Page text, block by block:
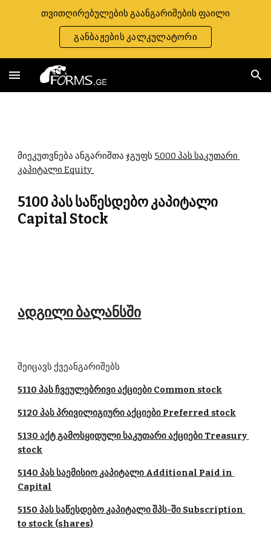
Skip to main content Skip to navigation
თვითღირებულების გაანგარიშების ფაილი
განბაჟების კალკულატორი
მიეკუთვნება ანგარიშთა ჯგუფს 5000 პას საკუთარი
კაპიტალი Equity
5100 პას საწესდებო კაპიტალი
Capital Stock
ადგილი ბალანსში
შეიცავს ქვეანგარიშებს
5110 პას ჩვეულებრივი აქციები Common stock
5120 პას პრივილიგიური აქციები Preferred stock
5130 აქტ გამოსყიდული საკუთარი აქციები Treasury
stock
5140 პას საემისიო კაპიტალი Additional Paid in
Capital
5150 პას საწესდებო კაპიტალი შპს-ში Subscription
to stock (shares)